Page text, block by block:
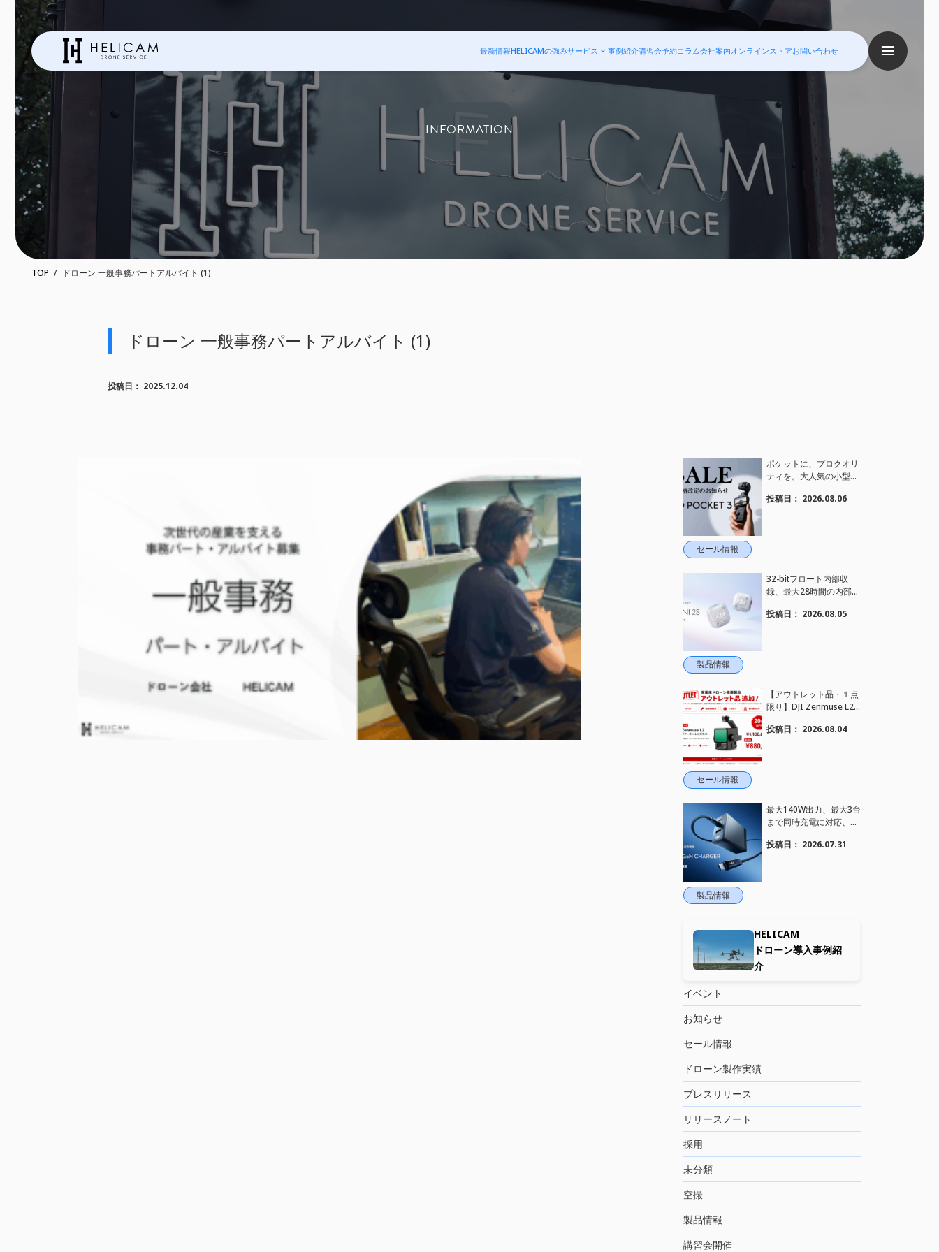
最新情報HELICAMの強みサービス 事例紹介講習会予約コラム会社案内オンラインストアお問い合わせ
INFORMATION
TOP ドローン 一般事務パートアルバイト (1)
ドローン 一般事務パートアルバイト (1)
投稿日： 2025.12.04
セール情報
ポケットに、プロクオリ
ティを。大人気の小型カ
定価がさらにお値下げさ
投稿日： 2026.08.06
製品情報
32-bitフロート内部収
録、最大28時間の内部録
応、2段階AIノイズキャ
投稿日： 2026.08.05
セール情報
【アウトレット品・１点
限り】DJI Zenmuse L2
た。｜HELICAM STORE
投稿日： 2026.08.04
製品情報
最大140W出力、最大3台
まで同時充電に対応、7A
レイケーブル対応、GaN
投稿日： 2026.07.31
HELICAM
ドローン導入事例紹
介
イベント
お知らせ
セール情報
ドローン製作実績
プレスリリース
リリースノート
採用
未分類
空撮
製品情報
講習会開催